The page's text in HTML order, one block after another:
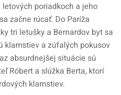
poriadkoch a jeho
začne rúcať. Do Paríža
tri letušky a Bernardov byt sa
klamstiev a zúfalých pokusov
absurdnejšej situácie sú
Róbert a slúžka Berta, ktorí
klamstiev.